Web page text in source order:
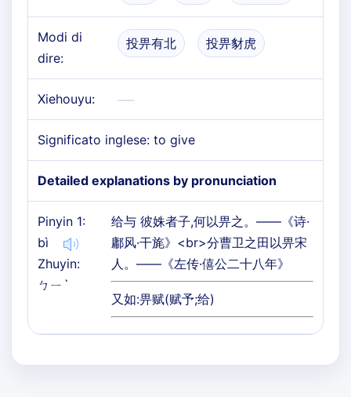
Modi di
dire:
投畀有北 投畀豺虎
Xiehouyu:
Significato inglese: to give
Detailed explanations by pronunciation
Pinyin 1:
bì
Zhuyin:
ㄅㄧˋ
给与 彼姝者子,何以畀之。——《诗·
鄘风·干旄》<br>分曹卫之田以畀宋
人。——《左传·僖公二十八年》
又如:畀赋(赋予;给)